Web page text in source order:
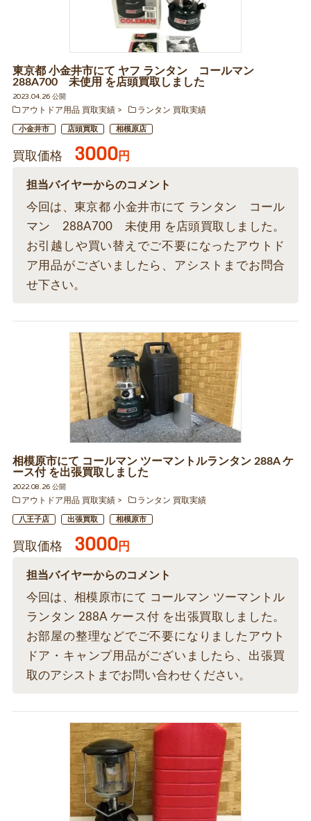
東京都 小金井市にて ヤフ ランタン コールマン
288A700 未使用 を店頭買取しました
2023.04.26 公開
アウトドア用品 買取実績
ランタン 買取実績
小金井市 店頭買取 相模原店
買取価格 3000円
担当バイヤーからのコメント
今回は、東京都 小金井市にて ランタン コール
マン 288A700 未使用 を店頭買取しました。
お引越しや買い替えでご不要になったアウトド
ア用品がございましたら、アシストまでお問合
せ下さい。
相模原市にて コールマン ツーマントルランタン 288A ケ
ース付 を出張買取しました
2022.08.26 公開
アウトドア用品 買取実績
ランタン 買取実績
八王子店 出張買取 相模原市
買取価格 3000円
担当バイヤーからのコメント
今回は、相模原市にて コールマン ツーマントル
ランタン 288A ケース付 を出張買取しました。
お部屋の整理などでご不要になりましたアウト
ドア・キャンプ用品がございましたら、出張買
取のアシストまでお問い合わせください。